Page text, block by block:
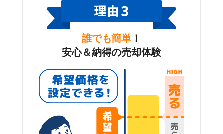
誰でも簡単 ！
安心＆納得の売却体験